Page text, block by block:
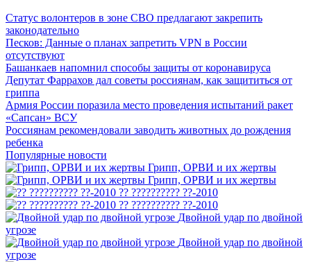
Статус волонтеров в зоне СВО предлагают закрепить
законодательно
Песков: Данные о планах запретить VPN в России
отсутствуют
Башанкаев напомнил способы защиты от коронавируса
Депутат Фаррахов дал советы россиянам, как защититься от
гриппа
Армия России поразила место проведения испытаний ракет
«Сапсан» ВСУ
Россиянам рекомендовали заводить животных до рождения
ребенка
Популярные новости
Грипп, ОРВИ и их жертвы
Грипп, ОРВИ и их жертвы
?? ?????????? ??-2010
?? ?????????? ??-2010
Двойной удар по двойной
угрозе
Двойной удар по двойной
угрозе